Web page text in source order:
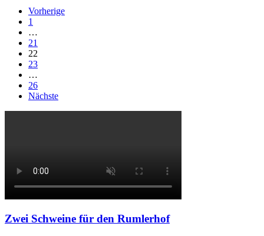
Vorherige
1
…
21
22
23
…
26
Nächste
Zwei Schweine für den Rumlerhof